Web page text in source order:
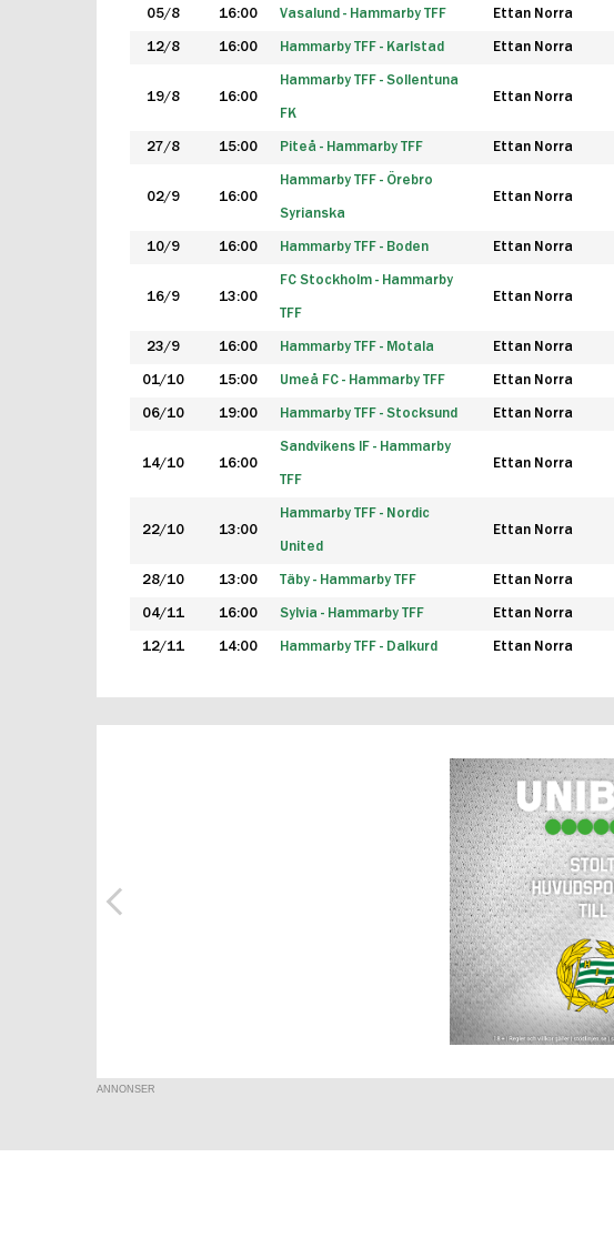
05/8 16:00 Vasalund - Hammarby TFF Ettan Norra
12/8 16:00 Hammarby TFF - Karlstad Ettan Norra
19/8 16:00
Hammarby TFF - Sollentuna
FK
Ettan Norra
27/8 15:00 Piteå - Hammarby TFF Ettan Norra
02/9 16:00
Hammarby TFF - Örebro
Syrianska
Ettan Norra
10/9 16:00 Hammarby TFF - Boden Ettan Norra
16/9 13:00
FC Stockholm - Hammarby
TFF
Ettan Norra
23/9 16:00 Hammarby TFF - Motala Ettan Norra
01/10 15:00 Umeå FC - Hammarby TFF Ettan Norra
06/10 19:00 Hammarby TFF - Stocksund Ettan Norra
14/10 16:00
Sandvikens IF - Hammarby
TFF
Ettan Norra
22/10 13:00
Hammarby TFF - Nordic
United
Ettan Norra
28/10 13:00 Täby - Hammarby TFF Ettan Norra
04/11 16:00 Sylvia - Hammarby TFF Ettan Norra
12/11 14:00 Hammarby TFF - Dalkurd Ettan Norra
ANNONSER